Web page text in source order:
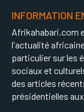
INFORMATION
Afrikahabari.com
l'actualité
particulier sur les
sociaux et
des articles
présidentielles